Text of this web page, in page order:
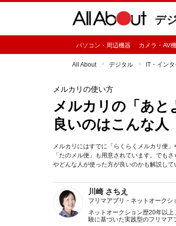
デ
パソコン・周辺機器 カメラ・AV
All About デジタル IT・イン
メルカリの使い方
メルカリの「あと
良いのはこんな人
メルカリにはすでに「らくらくメルカリ便
「たのメル便」も用意されています。でも
やどんな人が使った方が良いのかも解説して
川崎 さちえ
フリマアプリ・ネットオークシ
ネットオークション歴20年以
験に基づいた実践型のフリマア